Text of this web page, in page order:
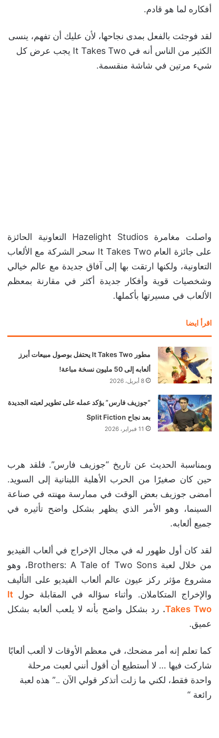
أفكاره لما هو قادم.
لقد فوجئت بالفعل بمدى نجاحها، لأن عليك أن تفهم، ينسى
الكثير من الناس أنه في It Takes Two يجب عرض كل
شيء مرتين في شاشة منقسمة.
واصلت مغامرة Hazelight Studios التعاونية الحائزة
على جائزة العام It Takes Two سحر الشركة مع الألعاب
التعاونية، ولكنها ارتقت بها إلى آفاق جديدة مع عالم خيالي
وشخصيات قوية وأفكار جديدة أكثر في مقارنة بمعظم
الألعاب في مسيرتها بأكملها.
اقرأ ايضا
مطور It Takes Two يحتفل بوصول مبيعات أبرز
ألعابه إلى 50 مليون نسخة مباعة!
8 أبريل، 2026
“جوزيف فارس” يؤكد عمله على تطوير لعبته الجديدة
بعد نجاح Split Fiction
11 فبراير، 2026
وبمناسبة الحديث عن تاريخ “جوزيف فارس”. فلقد هرب
حين كان صغيرًا من الحرب الأهلية اللبنانية إلى السويد.
أمضى جوزيف بعض الوقت في ممارسة مهنته في صناعة
السينما، وهو الأمر الذي يظهر بشكل واضح تأثيره في
جميع ألعابه.
لقد كان أول ظهور له في مجال الإخراج في ألعاب الفيديو
من خلال لعبة Brothers: A Tale of Two Sons، وهو
مشروع مؤثر ركز عيون عالم ألعاب الفيديو على التأليف
والإخراج المتكاملان. وأثناء سؤاله في المقابلة حول It
Takes Two
. رد بشكل واضح بأنه لا يلعب ألعابه بشكل
عميق.
كما تعلم إنه أمر مضحك، في معظم الأوقات لا ألعب ألعابًا
شاركت فيها … لا أستطيع أن أقول أنني لعبت مرحلة
واحدة فقط، لكني ما زلت أتذكر قولي الآن ..” هذه لعبة
رائعة “